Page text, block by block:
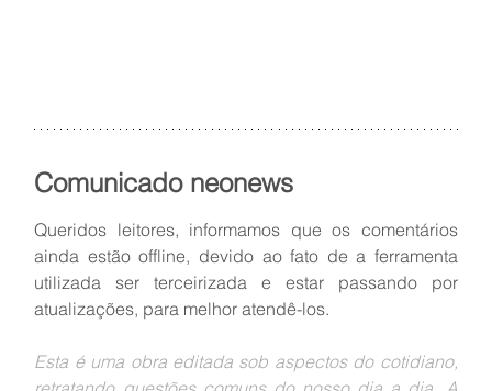
Comunicado neonews
Queridos leitores, informamos que os comentários
ainda estão offline, devido ao fato de a ferramenta
utilizada ser terceirizada e estar passando por
atualizações, para melhor atendê-los.
Esta é uma obra editada sob aspectos do cotidiano,